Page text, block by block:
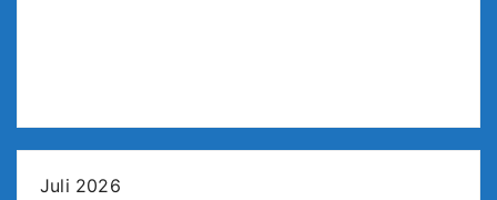
Juli 2026